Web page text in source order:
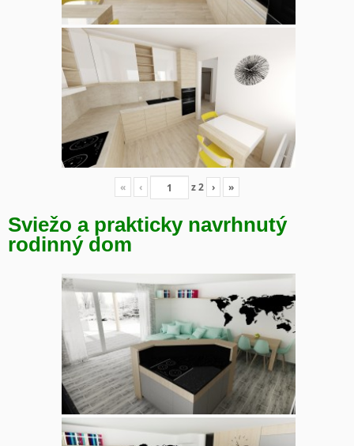
« ‹ z2 › »
Sviežo a prakticky navrhnutý
rodinný dom